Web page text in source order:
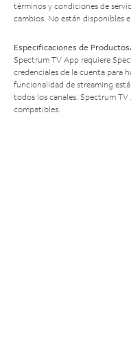
términos y condiciones de
cambios. No están disponibles
Especificaciones de
Spectrum TV App requiere
credenciales de la cuenta para
funcionalidad de streaming
todos los canales. Spectrum
compatibles.